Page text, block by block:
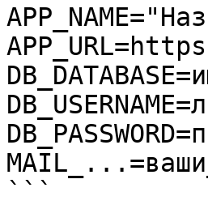
```